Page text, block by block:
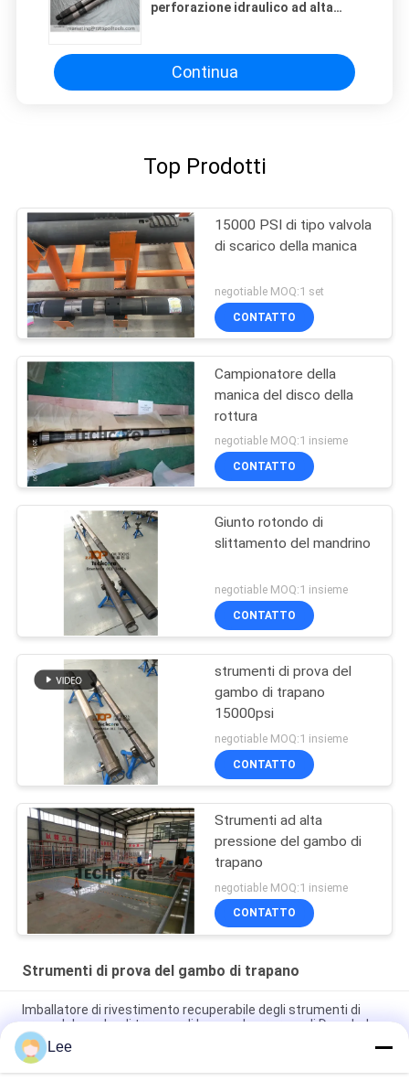
perforazione idraulico ad alta
Continua
Top Prodotti
15000 PSI di tipo valvola
di scarico della manica
negotiable MOQ:1 set
CONTATTO
Campionatore della
manica del disco della
rottura
negotiable MOQ:1 insieme
CONTATTO
Giunto rotondo di
slittamento del mandrino
negotiable MOQ:1 insieme
CONTATTO
strumenti di prova del
gambo di trapano
15000psi
negotiable MOQ:1 insieme
CONTATTO
Strumenti ad alta
pressione del gambo di
trapano
negotiable MOQ:1 insieme
CONTATTO
Strumenti di prova del gambo di trapano
Imballatore di rivestimento recuperabile degli strumenti di
prova del gambo di trapano di Inconnel per prova di Donwhole
Valvola di circolazione degli strumenti di trivellazione dell'olio
degli strumenti di prova del pozzo dell'acciaio legato OMNI
Lee